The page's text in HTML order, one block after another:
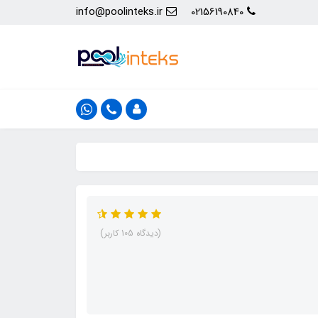
02156190840
info@poolinteks.ir
(دیدگاه 105 کاربر)